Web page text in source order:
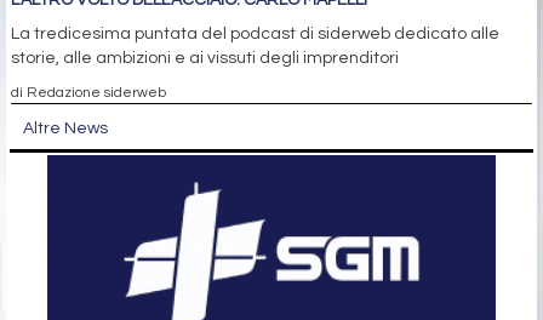
La tredicesima puntata del podcast di siderweb dedicato alle
storie, alle ambizioni e ai vissuti degli imprenditori
di Redazione siderweb
Altre News